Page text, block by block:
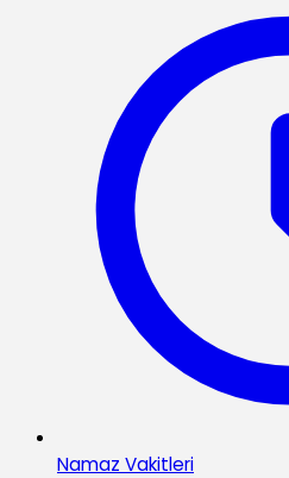
Namaz Vakitleri